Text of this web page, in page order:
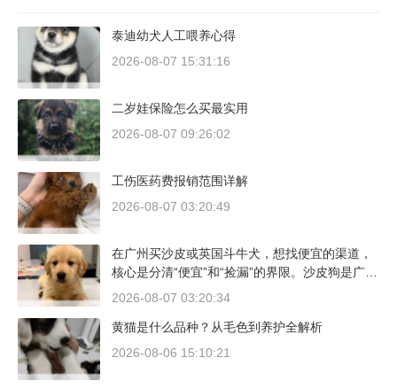
泰迪幼犬人工喂养心得
2026-08-07 15:31:16
二岁娃保险怎么买最实用
2026-08-07 09:26:02
工伤医药费报销范围详解
2026-08-07 03:20:49
在广州买沙皮或英国斗牛犬，想找便宜的渠道，
核心是分清“便宜”和“捡漏”的界限。沙皮狗是广东
本地犬种，价格比北方城市有优势；英国斗牛犬
方和真实价格区间。
2026-08-07 03:20:34
黄猫是什么品种？从毛色到养护全解析
2026-08-06 15:10:21